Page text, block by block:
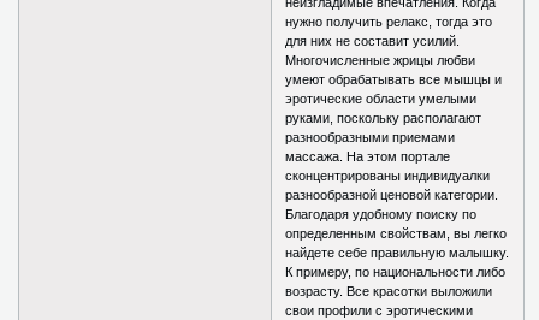
нужно получить релакс, тогда это
для них не составит усилий.
Многочисленные жрицы любви
умеют обрабатывать все мышцы и
эротические области умелыми
руками, поскольку располагают
разнообразными приемами
массажа. На этом портале
сконцентрированы индивидуалки
разнообразной ценовой категории.
Благодаря удобному поиску по
определенным свойствам, вы легко
найдете себе правильную малышку.
К примеру, по национальности либо
возрасту. Все красотки выложили
свои профили с эротическими